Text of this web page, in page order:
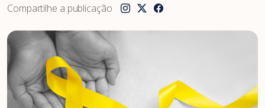
Compartilhe a publicação